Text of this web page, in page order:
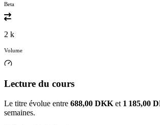
Beta
2 k
Volume
Lecture du cours
Le titre évolue entre 688,00 DKK et 1 185,00
semaines.